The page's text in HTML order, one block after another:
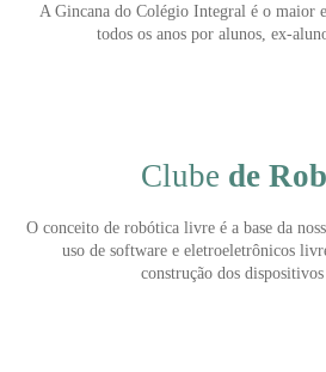
A Gincana do Colégio Integral é o maior
todos os anos por alunos, ex-
Clube de
O conceito de robótica livre é a base da
uso de software e eletroeletrônicos
construção dos
Agende uma
Enviei um E-